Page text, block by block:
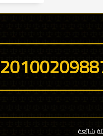
شائعة